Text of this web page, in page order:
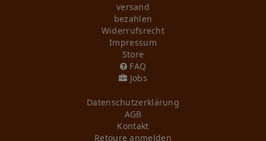
versand
bezahlen
Widerrufs­recht
Impressum
Store
FAQ
Jobs
Daten­schutz­erklärung
AGB
Kontakt
Retoure anmelden